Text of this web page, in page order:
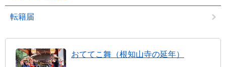
転籍届
おててこ舞（根知山寺の延年）